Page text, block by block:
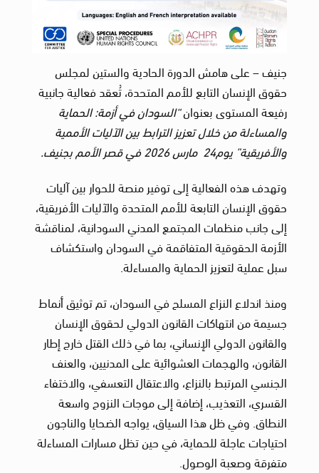
جنيف – على هامش الدورة الحادية والستين لمجلس
حقوق الإنسان التابع للأمم المتحدة، تُعقد فعالية جانبية
رفيعة المستوى بعنوان“السودان في أزمة: الحماية
والمساءلة من خلال تعزيز الترابط بين الآليات الأممية
والأفريقية” يوم24 مارس 2026 في قصر الأمم بجنيف.
وتهدف هذه الفعالية إلى توفير منصة للحوار بين آليات
حقوق الإنسان التابعة للأمم المتحدة والآليات الأفريقية،
إلى جانب منظمات المجتمع المدني السودانية، لمناقشة
الأزمة الحقوقية المتفاقمة في السودان واستكشاف
سبل عملية لتعزيز الحماية والمساءلة.
ومنذ اندلاع النزاع المسلح في السودان، تم توثيق أنماط
جسيمة من انتهاكات القانون الدولي لحقوق الإنسان
والقانون الدولي الإنساني، بما في ذلك القتل خارج إطار
القانون، والهجمات العشوائية على المدنيين، والعنف
الجنسي المرتبط بالنزاع، والاعتقال التعسفي، والاختفاء
القسري، التعذيب، إضافة إلى موجات النزوح واسعة
النطاق. وفي ظل هذا السياق، يواجه الضحايا والناجون
احتياجات عاجلة للحماية، في حين تظل مسارات المساءلة
متفرقة وصعبة الوصول.